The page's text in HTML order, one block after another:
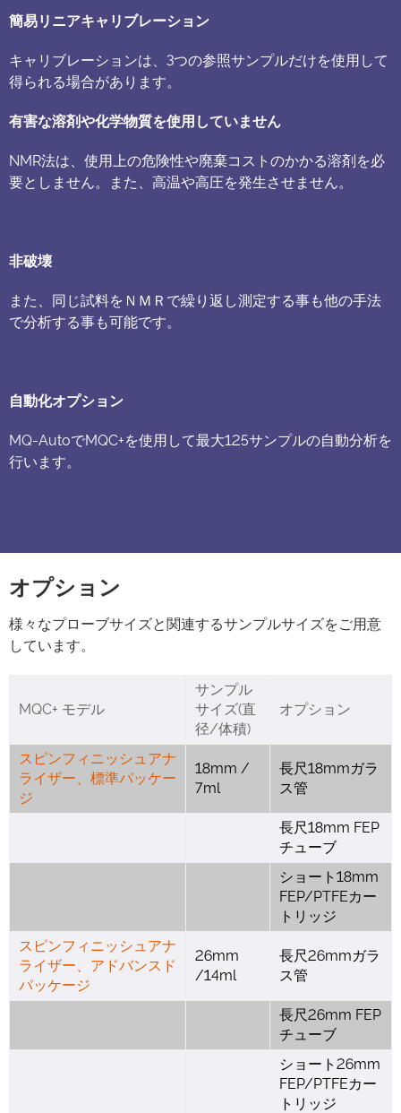
簡易リニアキャリブレーション
キャリブレーションは、3つの参照サンプルだけを使用して
得られる場合があります。
有害な溶剤や化学物質を使用していません
NMR法は、使用上の危険性や廃棄コストのかかる溶剤を必
要としません。また、高温や高圧を発生させません。
非破壊
また、同じ試料をＮＭＲで繰り返し測定する事も他の手法
で分析する事も可能です。
自動化オプション
MQ-AutoでMQC+を使用して最大125サンプルの自動分析を
行います。
オプション
様々なプローブサイズと関連するサンプルサイズをご用意
しています。
MQC+ モデル
サンプル
サイズ(直
径/体積)
オプション
スピンフィニッシュアナ
ライザー、標準パッケー
ジ
18mm /
7ml
長尺18mmガラ
ス管
長尺18mm FEP
チューブ
ショート18mm
FEP/PTFEカー
トリッジ
スピンフィニッシュアナ
ライザー、アドバンスド
パッケージ
26mm
/14ml
長尺26mmガラ
ス管
長尺26mm FEP
チューブ
ショート26mm
FEP/PTFEカー
トリッジ